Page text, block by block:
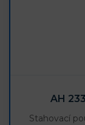
AH
Stahovací